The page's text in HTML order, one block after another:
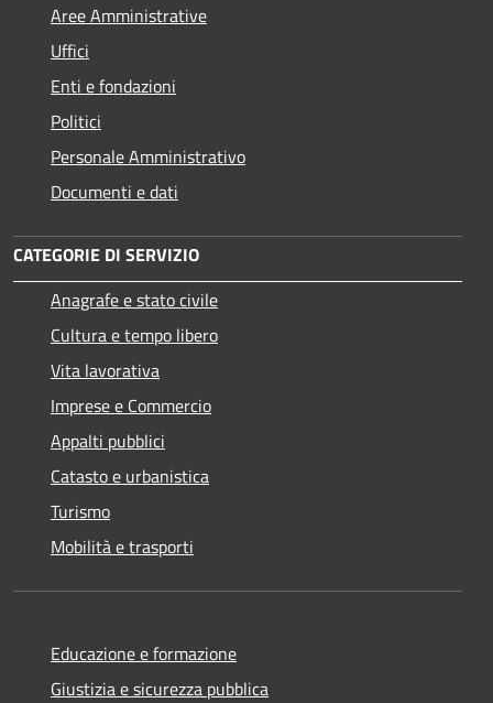
Aree Amministrative
Uffici
Enti e fondazioni
Politici
Personale Amministrativo
Documenti e dati
CATEGORIE DI SERVIZIO
Anagrafe e stato civile
Cultura e tempo libero
Vita lavorativa
Imprese e Commercio
Appalti pubblici
Catasto e urbanistica
Turismo
Mobilità e trasporti
Educazione e formazione
Giustizia e sicurezza pubblica